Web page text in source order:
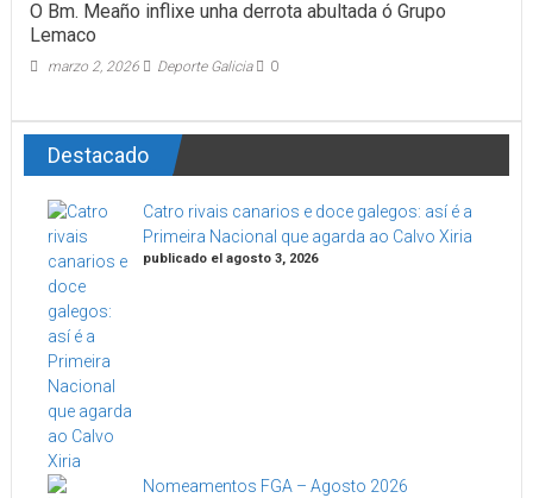
O Bm. Meaño inflixe unha derrota abultada ó Grupo
Lemaco
marzo 2, 2026 Deporte Galicia 0
Destacado
Catro rivais canarios e doce galegos: así é a
Primeira Nacional que agarda ao Calvo Xiria
publicado el agosto 3, 2026
Nomeamentos FGA – Agosto 2026